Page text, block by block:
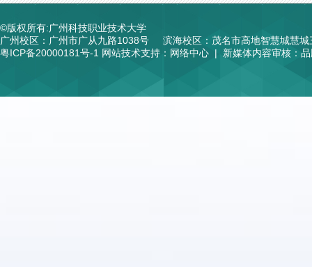
©版权所有:广州科技职业技术大学
广州校区：广州市广从九路1038号
滨海校区：茂名市高地智慧城慧城
粤ICP备20000181号-1 网站技术支持：网络中心 | 新媒体内容审核：